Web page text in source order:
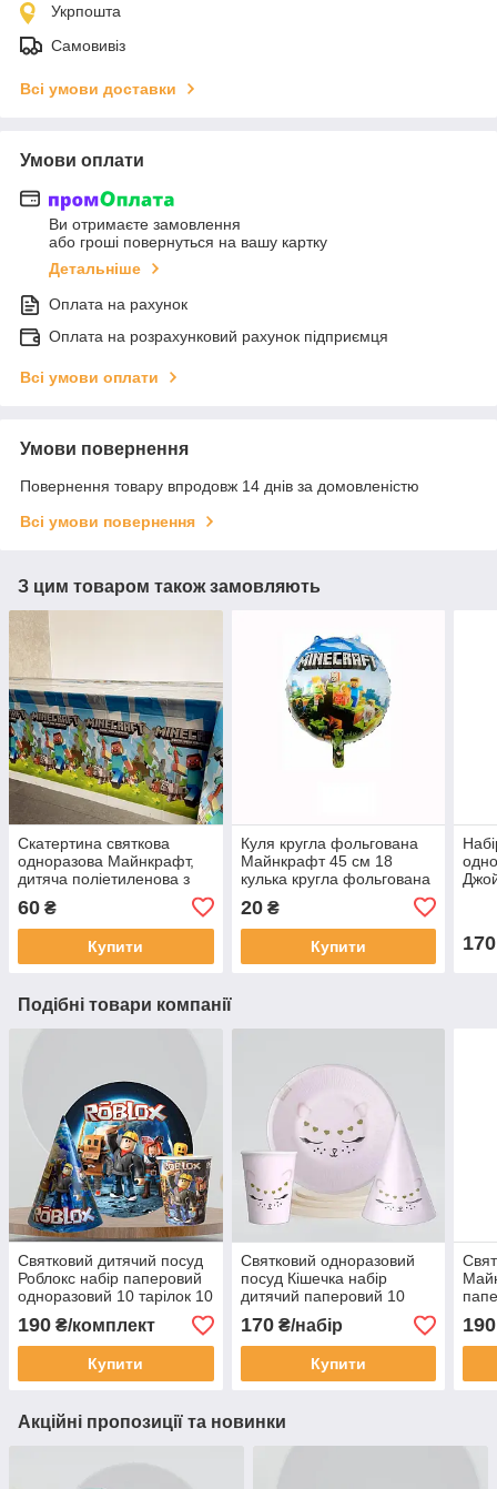
Укрпошта
Самовивіз
Всі умови доставки
Умови оплати
Ви отримаєте замовлення
або гроші повернуться на вашу картку
Детальніше
Оплата на рахунок
Оплата на розрахунковий рахунок підприємця
Всі умови оплати
Умови повернення
Повернення товару впродовж 14 днів за домовленістю
Всі умови повернення
З цим товаром також замовляють
Скатертина святкова
одноразова Майнкрафт,
дитяча поліетиленова з
см
60 ₴
Купити
Куля кругла фольгована
Майнкрафт 45 см 18
кулька кругла фольгована
20₴
Купити 170
Подібні товари компанії
Святковий дитячий посуд
Роблокс набір паперовий
одноразовий 10 тарілок 10
стаканчиків 10 ковпачків
190 ₴/комплект
Купити
Святковий одноразовий
посуд Кішечка набір
дитячий паперовий 10
тарілок 10 стаканчиків 10
ковпачків
170₴/набір
Купити
190
Акційні пропозиції та новинки